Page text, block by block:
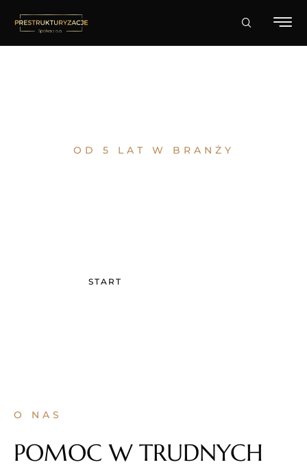
OD 5 LAT W BRANŻY
START
O NAS
POMOC W TRUDNYCH